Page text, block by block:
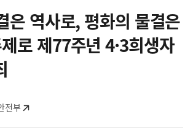
은 역사로, 평화의 물결은
로 제77주년 4·3희생자
전부